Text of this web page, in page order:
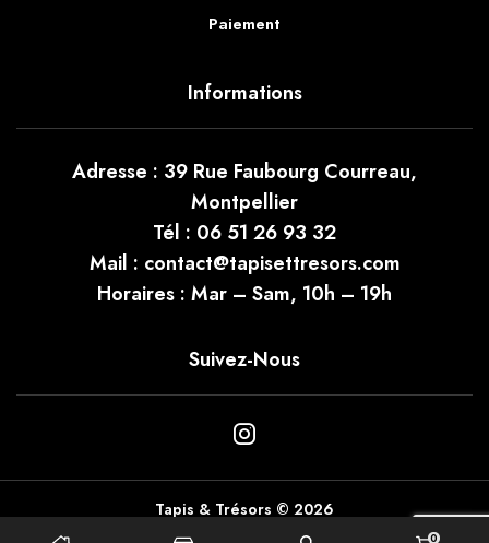
Paiement
Informations
Adresse : 39 Rue Faubourg Courreau,
Montpellier
Tél : 06 51 26 93 32
Mail : contact@tapisettresors.com
Horaires : Mar – Sam, 10h – 19h
Suivez-Nous
Instagram
Tapis & Trésors © 2026
0